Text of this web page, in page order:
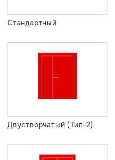
Стандартный
Двустворчатый (Тип-2)